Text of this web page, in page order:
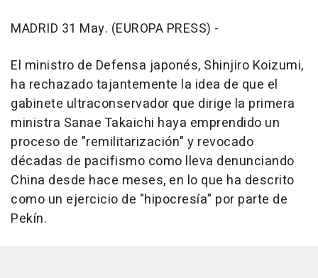
MADRID 31 May. (EUROPA PRESS) -
El ministro de Defensa japonés, Shinjiro Koizumi,
ha rechazado tajantemente la idea de que el
gabinete ultraconservador que dirige la primera
ministra Sanae Takaichi haya emprendido un
proceso de "remilitarización" y revocado
décadas de pacifismo como lleva denunciando
China desde hace meses, en lo que ha descrito
como un ejercicio de "hipocresía" por parte de
Pekín.